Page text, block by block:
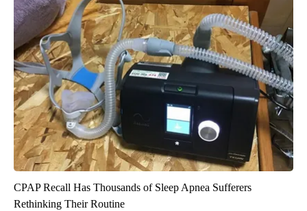
CPAP Recall Has Thousands of Sleep Apnea Sufferers
Rethinking Their Routine